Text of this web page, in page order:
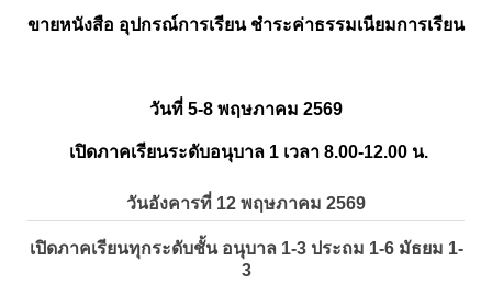
ขายหนังสือ อุปกรณ์การเรียน ชำระค่าธรรมเนียมการเรียน
วันที่ 5-8 พฤษภาคม 2569
เปิดภาคเรียนระดับอนุบาล 1 เวลา 8.00-12.00 น.
วันอังคารที่ 12 พฤษภาคม 2569
เปิดภาคเรียนทุกระดับชั้น อนุบาล 1-3 ประถม 1-6 มัธยม 1-
3